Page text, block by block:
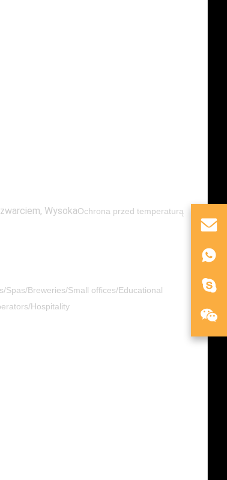
WysokaOchrona przed temperaturą
Breweries/Small offices/Educational
Hospitality